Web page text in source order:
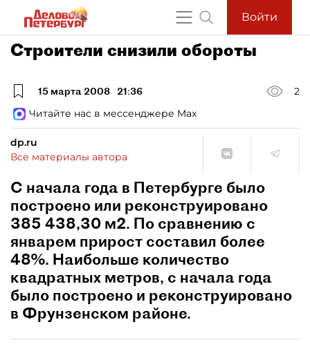
Войти
Строители снизили обороты
15 марта 2008 21:36
2
Читайте нас в мессенджере Max
dp.ru
Все материалы автора
С начала года в Петербурге было
построено или реконструировано
385 438,30 м2. По сравнению с
январем прирост составил более
48%. Наибольше количество
квадратных метров, с начала года
было построено и реконструировано
в Фрунзенском районе.